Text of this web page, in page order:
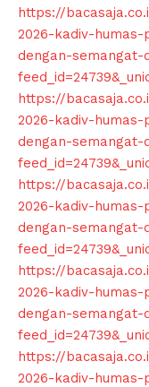
https://
2026-kadiv-
dengan-
https://
2026-kadiv-
dengan-
https://
2026-kadiv-
dengan-
https://
2026-kadiv-
dengan-
https://
2026-kadiv-